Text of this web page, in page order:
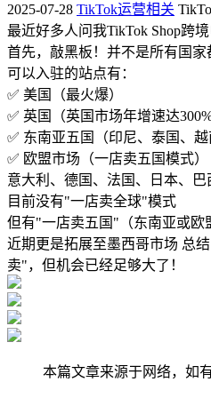
2025-07-28 TikTok运营相关
最近好多人问我TikTok Shop跨
首先，敲黑板！并不是所有国
可以入驻的站点有：
✅ 美国（最火爆）
✅ 英国（英国市场年增速达300%
✅ 东南亚五国（印尼、泰国、越
✅ 欧盟市场（一店卖五国模式
意大利、德国、法国、日本、
目前没有"一店卖全球"模式
但有"一店卖五国"（东南亚或欧
近期更是拓展至墨西哥市场 总
卖"，但机会已经足够大了！
本篇文章来源于网络，如